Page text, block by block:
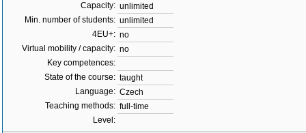
Capacity: unlimited
Min. number of students: unlimited
4EU+: no
Virtual mobility / capacity: no
Key competences:
State of the course: taught
Language: Czech
Teaching methods: full-time
Level: